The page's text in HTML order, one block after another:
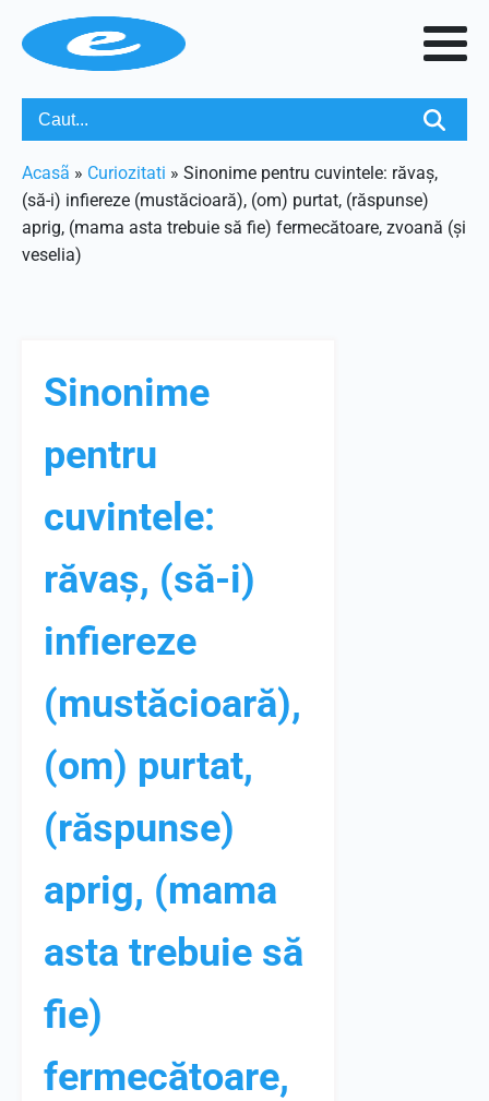
Acasã » Curiozitati » Sinonime pentru cuvintele: răvaș,
(să-i) infiereze (mustăcioară), (om) purtat, (răspunse)
aprig, (mama asta trebuie să fie) fermecătoare, zvoană (și
veselia)
Sinonime
pentru
cuvintele:
răvaș, (să-i)
infiereze
(mustăcioară),
(om) purtat,
(răspunse)
aprig, (mama
asta trebuie să
fie)
fermecătoare,